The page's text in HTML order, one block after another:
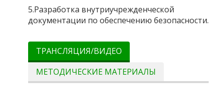
5.Разработка внутриучрежденческой
документации по обеспечению безопасности.
ТРАНСЛЯЦИЯ/ВИДЕО
МЕТОДИЧЕСКИЕ МАТЕРИАЛЫ